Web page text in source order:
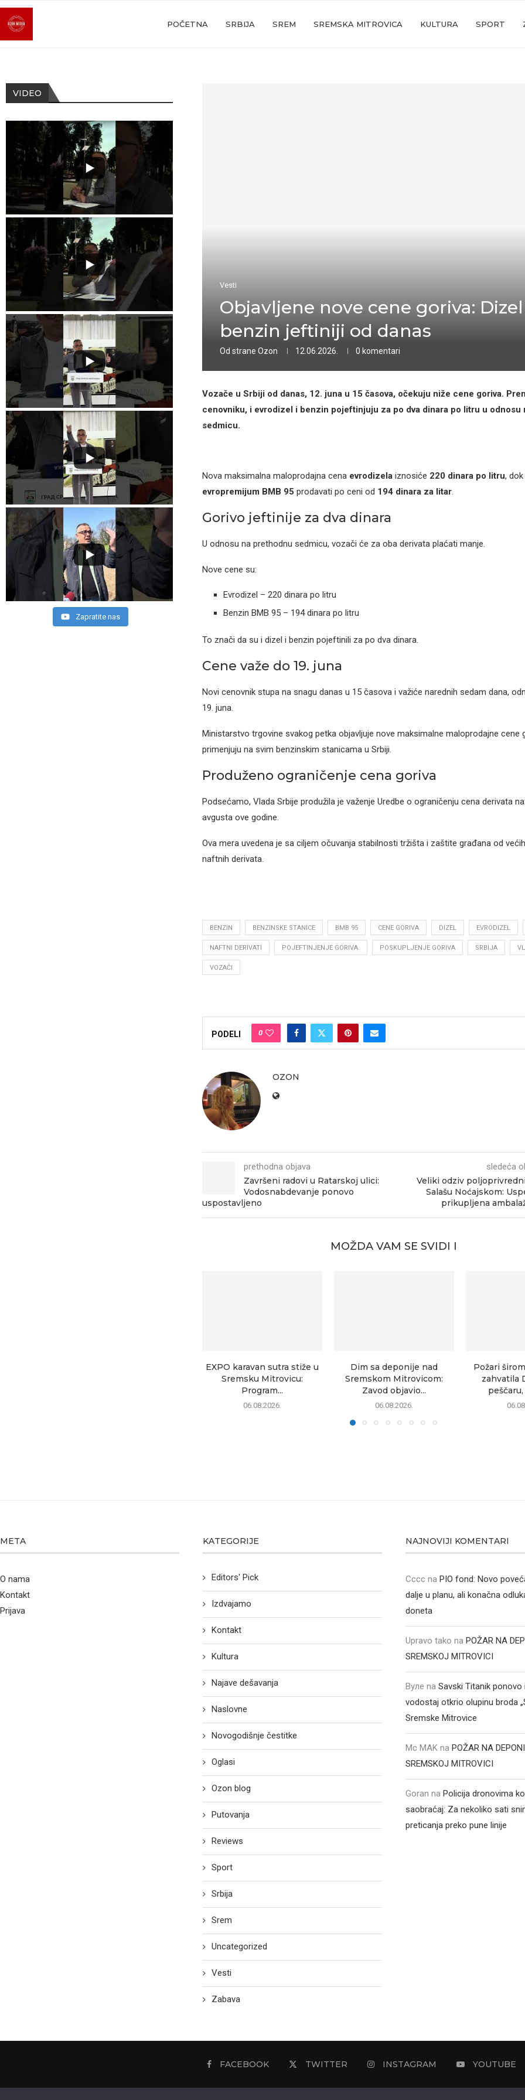
POČETNA SRBIJA SREM SREMSKA MITROVICA KULTURA SPORT
Vesti
Objavljene nove cene goriva:
benzin jeftiniji od danas
Od strane Ozon 12.06.2026. 0 komentari
Vozače u Srbiji od danas, 12. juna u 15 časova, očekuju niže cene goriva.
cenovniku, i evrodizel i benzin pojeftinjuju za po dva dinara po litru u odnosu
sedmicu.
Nova maksimalna maloprodajna cena evrodizelaiznosiće 220 dinara po litru,
evropremijum BMB 95 prodavati po ceni od 194 dinara za litar.
Gorivo jeftinije za dva dinara
U odnosu na prethodnu sedmicu, vozači će za oba derivata plaćati manje.
Nove cene su:
Evrodizel – 220 dinara po litru
Benzin BMB 95 – 194 dinara po litru
To znači da su i dizel i benzin pojeftinili za po dva dinara.
Cene važe do 19. juna
Novi cenovnik stupa na snagu danas u 15 časova i važiće narednih sedam dana,
19. juna.
Ministarstvo trgovine svakog petka objavljuje nove maksimalne maloprodajne cene
primenjuju na svim benzinskim stanicama u Srbiji.
Produženo ograničenje cena goriva
Podsećamo, Vlada Srbije produžila je važenje Uredbe o ograničenju cena derivata
avgusta ove godine.
Ova mera uvedena je sa ciljem očuvanja stabilnosti tržišta i zaštite građana od
naftnih derivata.
BENZIN BENZINSKE STANICE BMB 95 CENE GORIVA DIZEL EVRODIZEL
NAFTNI DERIVATI POJEFTINJENJE GORIVA. POSKUPLJENJE GORIVA SRBIJA
VOZAČI
PODELI 0
OZON
prethodna objava
Završeni radovi u Ratarskoj ulici:
Vodosnabdevanje ponovo
uspostavljeno
sledeća
Veliki odziv
Salašu Noćajskom:
prikupljena
MOŽDA VAM SE SVIDI I
EXPO karavan sutra stiže u
Sremsku Mitrovicu:
Program...
06.08.2026.
Dim sa deponije nad
Sremskom Mitrovicom:
Zavod objavio...
06.08.2026.
Požari
zahvatila
VIDEO
Zapratite nas
META
O nama
Kontakt
Prijava
KATEGORIJE
Editors' Pick
Izdvajamo
Kontakt
Kultura
Najave dešavanja
Naslovne
Novogodišnje čestitke
Oglasi
Ozon blog
Putovanja
Reviews
Sport
Srbija
Srem
Uncategorized
Vesti
Zabava
NAJNOVIJI KOMENTARI
Cccc naPIO fond: Novo
dalje u planu, ali konačna
doneta
Upravo tako naPOŽAR NA
SREMSKOJ MITROVICI
Вуле naSavski Titanik ponovo
vodostaj otkrio olupinu broda
Sremske Mitrovice
Mc MAK naPOŽAR NA
SREMSKOJ MITROVICI
Goran naPolicija dronovima
saobraćaj: Za nekoliko sati
preticanja preko pune linije
FACEBOOK TWITTER INSTAGRAM YOUTUBE